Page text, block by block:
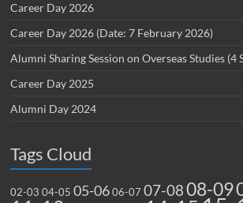
Career Day 2026
Career Day 2026 (Date: 7 February 2026)
Alumni Sharing Session on Overseas Studies (4
Career Day 2025
Alumni Day 2024
Tags Cloud
02-03 04-05 05-06 06-07 07-0808-09